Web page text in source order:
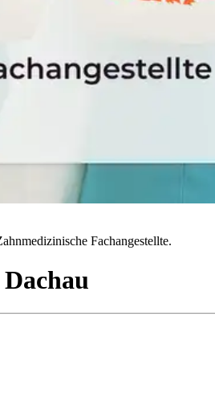
Fachangestellte.
Dachau